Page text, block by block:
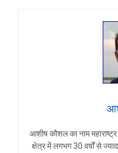
आशीष कौशल का नाम
क्षेत्र में लगभग 30 वर्षों से